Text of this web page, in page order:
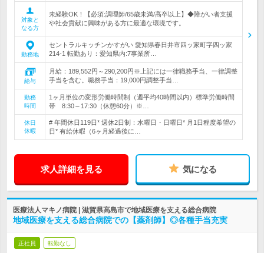
対象と
なる方
未経験OK！【必須:調理師/65歳未満/高卒以上】◆障がい者支援
や社会貢献に興味がある方に最適な環境です。
勤務地
セントラルキッチンかすがい 愛知県春日井市四ッ家町字四ッ家
214-1 転勤あり：愛知県内:7事業所…
給与
月給：189,552円～290,200円※上記には一律職務手当、一律調整
手当を含む。職務手当：19,000円調整手当…
勤務
時間
1ヶ月単位の変形労働時間制（週平均40時間以内）標準労働時間
帯 8:30～17:30（休憩60分）※…
休日
休暇
# 年間休日119日* 週休2日制：水曜日・日曜日* 月1日程度希望の
日* 有給休暇（6ヶ月経過後に…
求人詳細を見る 気になる
医療法人マキノ病院 | 滋賀県高島市で地域医療を支える総合病院
地域医療を支える総合病院での【薬剤師】◎各種手当充実
正社員 転勤なし